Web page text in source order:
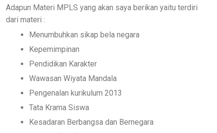
Adapun Materi MPLS yang akan saya berikan yaitu terdiri
dari materi :
Menumbuhkan sikap bela negara
Kepemimpinan
Pendidikan Karakter
Wawasan Wiyata Mandala
Pengenalan kurikulum 2013
Tata Krama Siswa
Kesadaran Berbangsa dan Bernegara